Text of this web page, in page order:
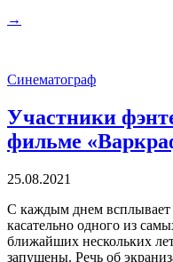
→
Синематограф
Участники
фильме
25.08.2021
С каждым днем
касательно одного из
ближайших нескольких
запущены. Речь об